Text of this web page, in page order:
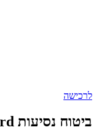
לרכישה
ביטוח נסיעות PassportCard